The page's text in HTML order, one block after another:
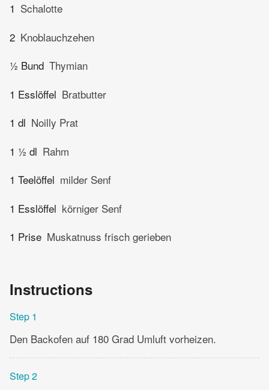
1 Schalotte
2 Knoblauchzehen
½ Bund Thymian
1 Esslöffel Bratbutter
1 dl Noilly Prat
1 ½ dl Rahm
1 Teelöffel milder Senf
1 Esslöffel körniger Senf
1 Prise Muskatnuss frisch gerieben
Instructions
Step 1
Den Backofen auf 180 Grad Umluft vorheizen.
Step 2